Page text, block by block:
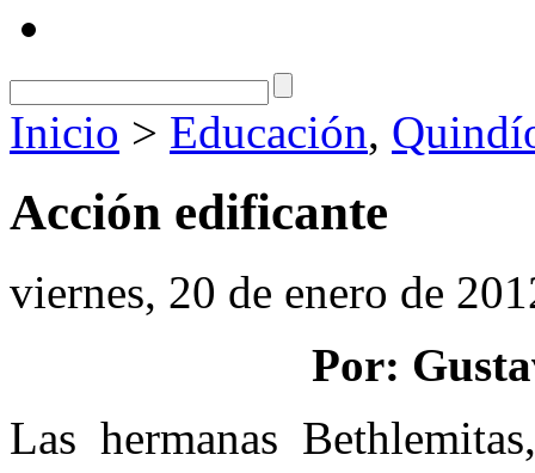
Inicio > Educación,
Acción edificante
viernes, 20 de enero de
Por:
Las hermanas